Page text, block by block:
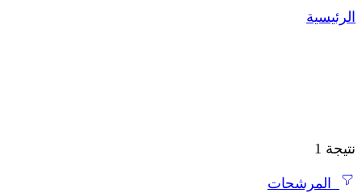
الرئيسية
نتيجة 1
المرشحات